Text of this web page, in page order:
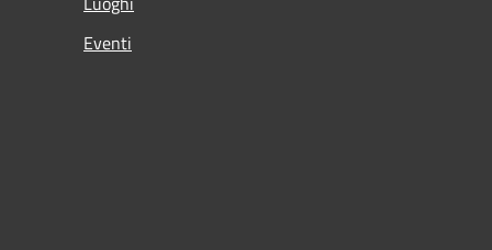
Eventi